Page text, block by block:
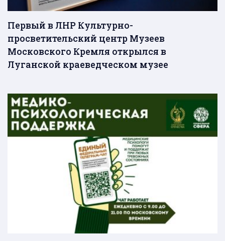
Первый в ЛНР Культурно-
просветительский центр Музеев
Московского Кремля открылся в
Луганской краеведческом музее